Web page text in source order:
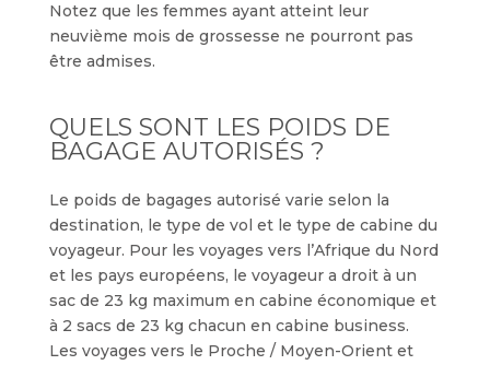
Notez que les femmes ayant atteint leur
neuvième mois de grossesse ne pourront pas
être admises.
QUELS SONT LES POIDS DE
BAGAGE AUTORISÉS ?
Le poids de bagages autorisé varie selon la
destination, le type de vol et le type de cabine du
voyageur. Pour les voyages vers l’Afrique du Nord
et les pays européens, le voyageur a droit à un
sac de 23 kg maximum en cabine économique et
à 2 sacs de 23 kg chacun en cabine business.
Les voyages vers le Proche / Moyen-Orient et